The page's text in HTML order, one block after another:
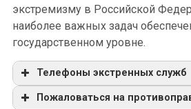
экстремизму в Российской
наиболее важных задач
государственном уровне.
Телефоны экстренных служб
Пожаловаться на